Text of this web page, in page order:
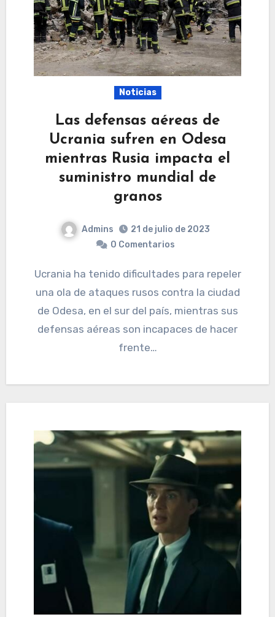
Noticias
Las defensas aéreas de
Ucrania sufren en Odesa
mientras Rusia impacta el
suministro mundial de
granos
Admins
21 de julio de 2023
0 Comentarios
Ucrania ha tenido dificultades para repeler
una ola de ataques rusos contra la ciudad
de Odesa, en el sur del país, mientras sus
defensas aéreas son incapaces de hacer
frente…